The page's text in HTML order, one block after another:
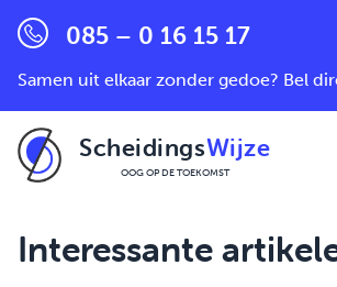
085 – 0 16 15 17
Samen uit elkaar zonder gedoe? Bel
ScheidingsWijze
OOG OP DE TOEKOMST
Interessante